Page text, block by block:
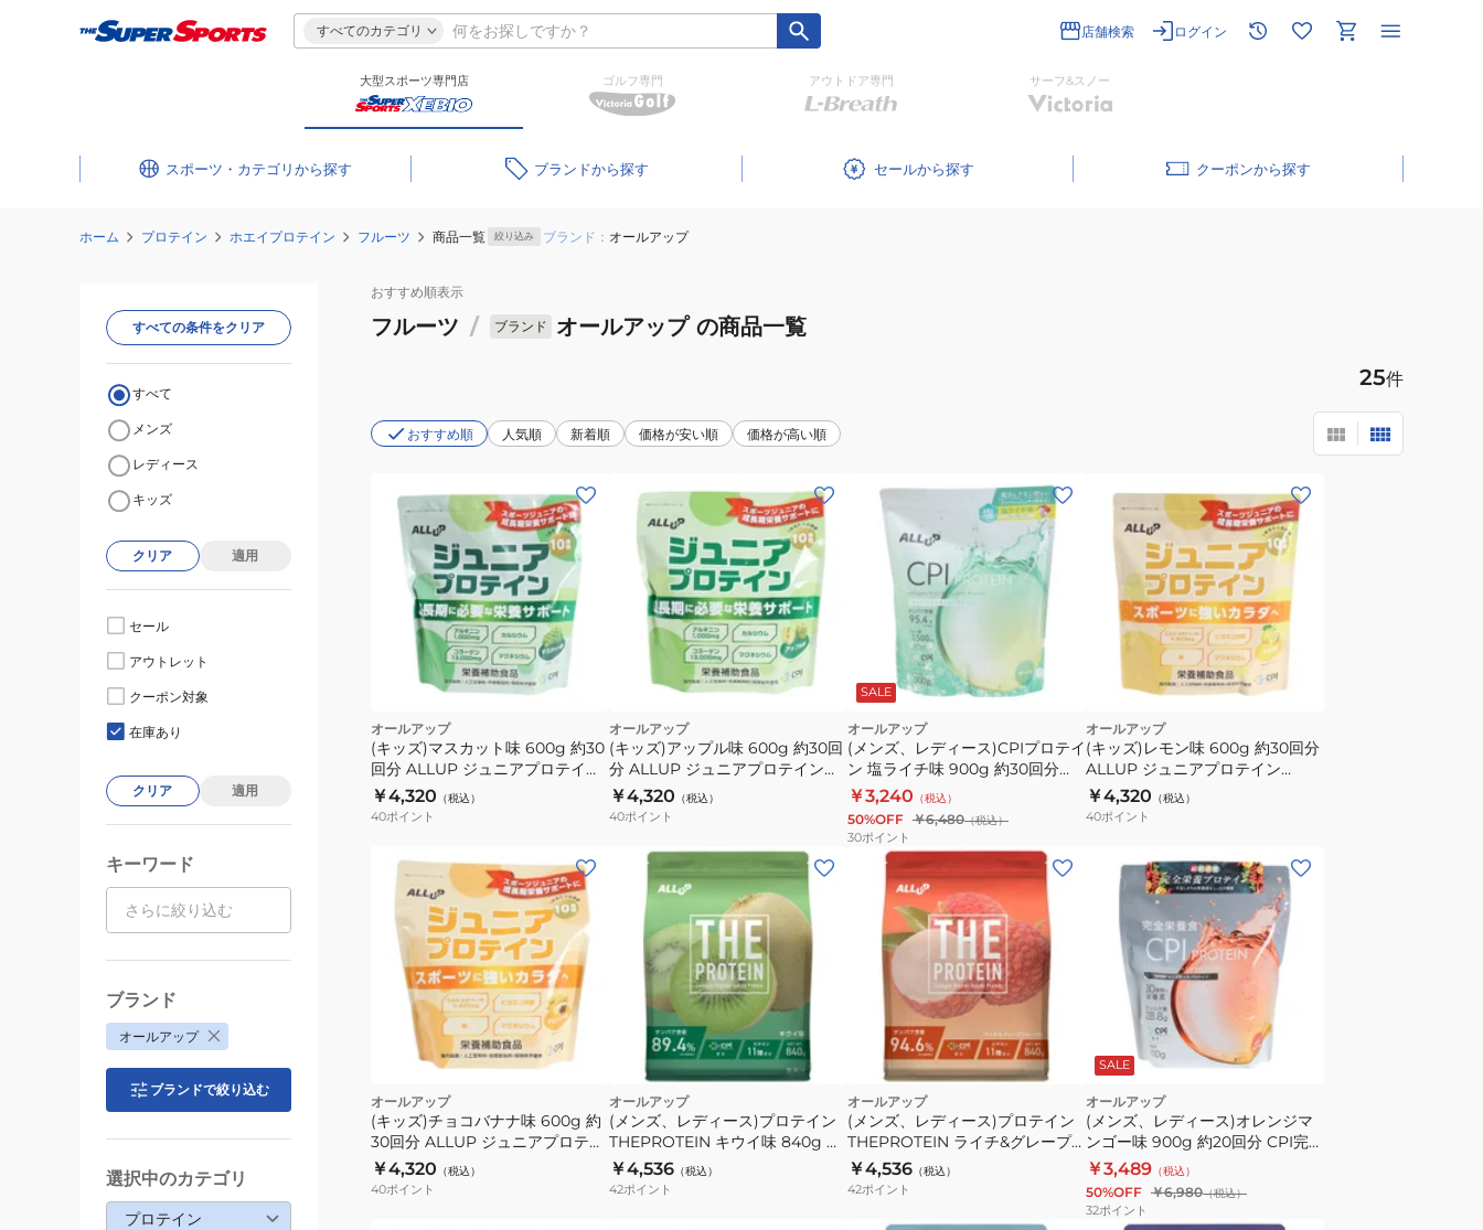
すべてのカテゴリ 店舗検索 ログイン
大型スポーツ専門店 ゴルフ専門 アウトドア専門 サーフ&スノー
スポーツ・カテゴリ ブランド セール クーポン
ホーム プロテイン ホエイプロテイン フルーツ 商品一覧 絞り込み ブランド： オールアップ
おすすめ順表示
フルーツ / ブランド オールアップ の商品一覧
25件
おすすめ順 人気順 新着順 価格が安い順 価格が高い順
オールアップ
(キッズ)マスカット味 600g 約30
回分 ALLUP ジュニアプロテイン
GWM32TK021
￥4,320 （税込）
40ポイント
オールアップ
(キッズ)アップル味 600g 約30回
分 ALLUP ジュニアプロテイン
GWM32TK018
￥4,320 （税込）
40ポイント
SALE
オールアップ
(メンズ、レディース)CPIプロテイ
ン 塩ライチ味 900g 約30回分
GWM52TK007 プロテイン たん
ぱく質 塩分 クエン酸 コラーゲン
ペプチド
￥3,240 （税込）
50%OFF ￥6,480（税込）
30ポイント
オールアップ
(キッズ)レモン味 600g 約30回分
ALLUP ジュニアプロテイン
GWM32TK022
￥4,320 （税込）
40ポイント
オールアップ
(キッズ)チョコバナナ味 600g 約
30回分 ALLUP ジュニアプロテイ
ン GWM32TK019
￥4,320 （税込）
40ポイント
オールアップ
(メンズ、レディース)プロテイン
THEPROTEIN キウイ味 840g 約
30食入 GWM52TK013 乳糖未配
合 高たんぱく
￥4,536 （税込）
42ポイント
オールアップ
(メンズ、レディース)プロテイン
THEPROTEIN ライチ&グレープ
フルーツ味 840g 約30食入
GWM52TK014 乳糖未配合 高た
￥4,536 （税込）
42ポイント
SALE
オールアップ
(メンズ、レディース)オレンジマ
ンゴー味 900g 約20回分 CPI完全
栄養食プロテイン GWM32TK016
￥3,489 （税込）
50%OFF ￥6,980（税込）
32ポイント
すべての条件をクリア
すべて
メンズ
レディース
キッズ
クリア 適用
セール
アウトレット
クーポン対象
在庫あり
クリア 適用
キーワード
ブランド
オールアップ
ブランドで絞り込む
選択中のカテゴリ
プロテイン